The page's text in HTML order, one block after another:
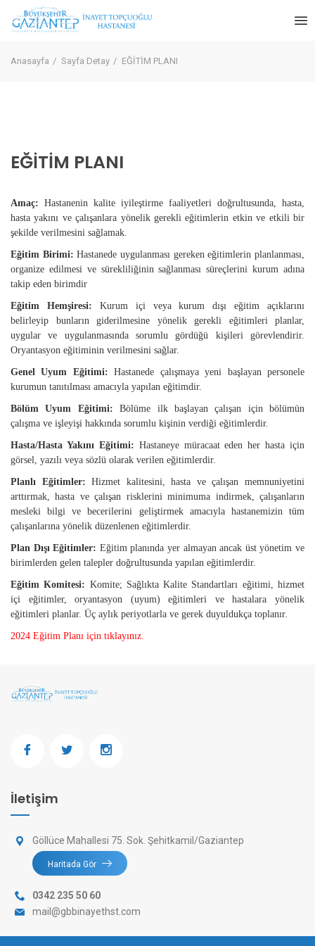
Anasayfa Sayfa Detay EĞİTİM PLANI
EĞİTİM PLANI
Amaç: Hastanenin kalite iyileştirme faaliyetleri doğrultusunda, hasta,
hasta yakını ve çalışanlara yönelik gerekli eğitimlerin etkin ve etkili bir
şekilde verilmesini sağlamak.
Eğitim Birimi: Hastanede uygulanması gereken eğitimlerin planlanması,
organize edilmesi ve sürekliliğinin sağlanması süreçlerini kurum adına
takip eden birimdir
Eğitim Hemşiresi: Kurum içi veya kurum dışı eğitim açıklarını
belirleyip bunların giderilmesine yönelik gerekli eğitimleri planlar,
uygular ve uygulanmasında sorumlu gördüğü kişileri görevlendirir.
Oryantasyon eğitiminin verilmesini sağlar.
Genel Uyum Eğitimi:Hastanede çalışmaya yeni başlayan personele
kurumun tanıtılması amacıyla yapılan eğitimdir.
Bölüm Uyum Eğitimi: Bölüme ilk başlayan çalışan için bölümün
çalışma ve işleyişi hakkında sorumlu kişinin verdiği eğitimlerdir.
Hasta/Hasta Yakını Eğitimi: Hastaneye müracaat eden her hasta için
görsel, yazılı veya sözlü olarak verilen eğitimlerdir.
Planlı Eğitimler: Hizmet kalitesini, hasta ve çalışan memnuniyetini
arttırmak, hasta ve çalışan risklerini minimuma indirmek, çalışanların
mesleki bilgi ve becerilerini geliştirmek amacıyla hastanemizin tüm
çalışanlarına yönelik düzenlenen eğitimlerdir.
Plan Dışı Eğitimler: Eğitim planında yer almayan ancak üst yönetim ve
birimlerden gelen talepler doğrultusunda yapılan eğitimlerdir.
Eğitim Komitesi: Komite; Sağlıkta Kalite Standartları eğitimi, hizmet
içi eğitimler, oryantasyon (uyum) eğitimleri ve hastalara yönelik
eğitimleri planlar. Üç aylık periyotlarla ve gerek duyuldukça toplanır.
2024 Eğitim Planı için tıklayınız.
İletişim
Göllüce Mahallesi 75. Sok. Şehitkamil/Gaziantep
Haritada Gör
0342 235 50 60
mail@gbbinayethst.com